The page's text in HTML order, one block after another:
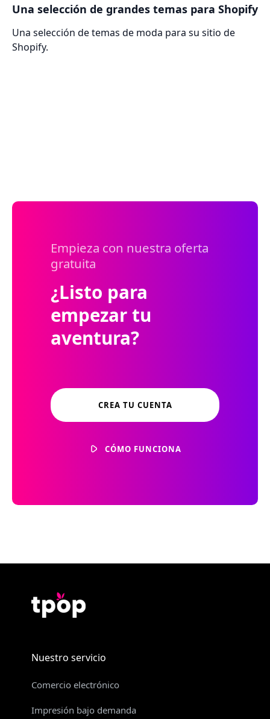
Una selección de grandes temas para Shopify
Una selección de temas de moda para su sitio de
Shopify.
Empieza con nuestra oferta
gratuita
¿Listo para
empezar tu
aventura?
CREA TU CUENTA
CÓMO FUNCIONA
Nuestro servicio
Comercio electrónico
Impresión bajo demanda